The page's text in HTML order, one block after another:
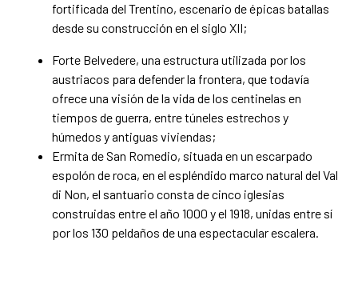
fortificada del Trentino, escenario de épicas batallas
desde su construcción en el siglo XII;
Forte Belvedere, una estructura utilizada por los
austriacos para defender la frontera, que todavía
ofrece una visión de la vida de los centinelas en
tiempos de guerra, entre túneles estrechos y
húmedos y antiguas viviendas;
Ermita de San Romedio, situada en un escarpado
espolón de roca, en el espléndido marco natural del Val
di Non, el santuario consta de cinco iglesias
construidas entre el año 1000 y el 1918, unidas entre sí
por los 130 peldaños de una espectacular escalera.